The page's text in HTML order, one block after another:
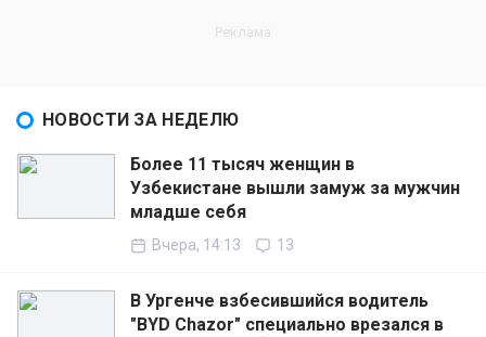
НОВОСТИ ЗА НЕДЕЛЮ
Более 11 тысяч женщин в
Узбекистане вышли замуж за мужчин
младше себя
Вчера, 14:13 13
В Ургенче взбесившийся водитель
"BYD Chazor" специально врезался в